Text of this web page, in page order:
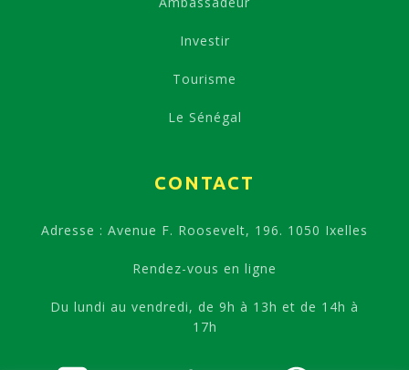
Investir
Tourisme
Le Sénégal
CONTACT
Adresse : Avenue F. Roosevelt, 196. 1050 Ixelles
Rendez-vous en ligne
Du lundi au vendredi, de 9h à 13h et de 14h à
17h